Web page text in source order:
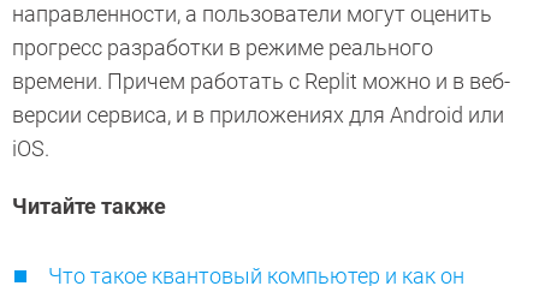
направленности, а пользователи могут оценить
прогресс разработки в режиме реального
времени. Причем работать с Replit можно и в веб-
версии сервиса, и в приложениях для Android или
iOS.
Читайте также
Что такое квантовый компьютер и как он